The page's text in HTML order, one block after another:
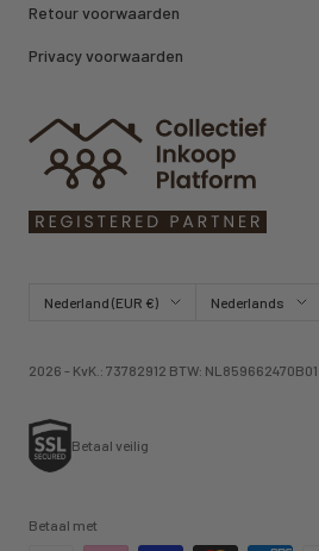
Retour voorwaarden
Privacy voorwaarden
Land/regio Nederland (EUR €) TaalNederlands
2026 - KvK.: 73782912 BTW: NL859662470B01
Betaal veilig
Betaal met